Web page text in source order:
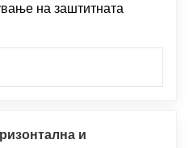
на заштитната
и